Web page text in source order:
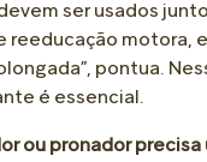
ser usados
reeducação motora,
pontua.
é essencial.
ou pronador precisa